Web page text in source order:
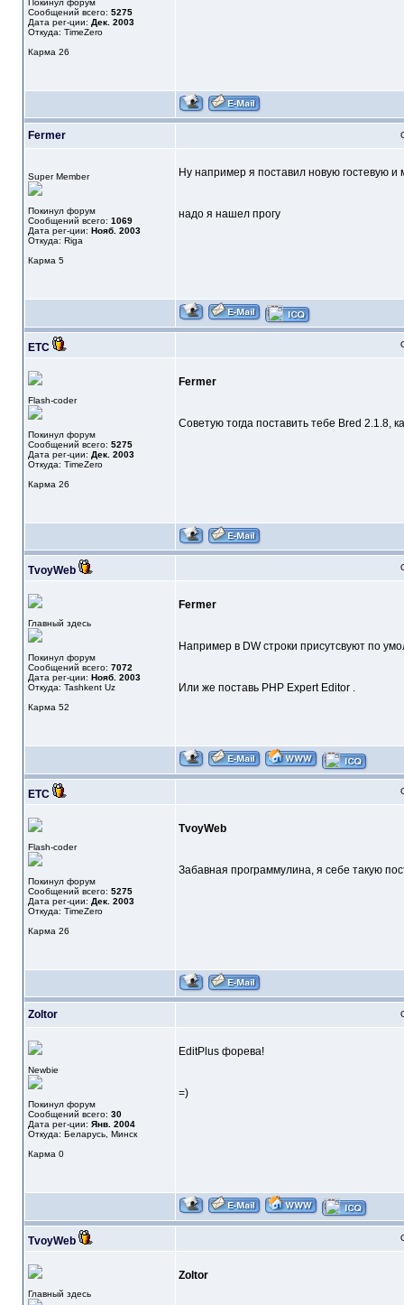
Покинул форум
Сообщений всего: 5275
Дата рег-ции: Дек. 2003
Откуда: TimeZero
Карма 26
Fermer
Super Member
Покинул форум
Сообщений всего: 1069
Дата рег-ции: Нояб. 2003
Откуда: Riga
Карма 5
Ну например я поставил новую гостевую и
надо я нашел прогу
ETC
Flash-coder
Покинул форум
Сообщений всего: 5275
Дата рег-ции: Дек. 2003
Откуда: TimeZero
Карма 26
Fermer
Советую тогда поставить тебе Bred 2.1.8,
TvoyWeb
Главный здесь
Покинул форум
Сообщений всего: 7072
Дата рег-ции: Нояб. 2003
Откуда: Tashkent Uz
Карма 52
Fermer
Например в DW строки присутсвуют по
Или же поставь PHP Expert Editor .
ETC
Flash-coder
Покинул форум
Сообщений всего: 5275
Дата рег-ции: Дек. 2003
Откуда: TimeZero
Карма 26
TvoyWeb
Забавная программулина, я себе такую
Zoltor
Newbie
Покинул форум
Сообщений всего: 30
Дата рег-ции: Янв. 2004
Откуда: Беларусь, Минск
Карма 0
EditPlus форева!
=)
TvoyWeb
Главный здесь
Zoltor